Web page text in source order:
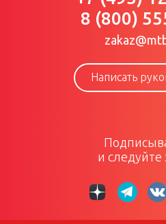
8 (800)
Написать
и следуйте